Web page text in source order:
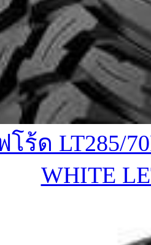
ร้ด LT285/
WHITE